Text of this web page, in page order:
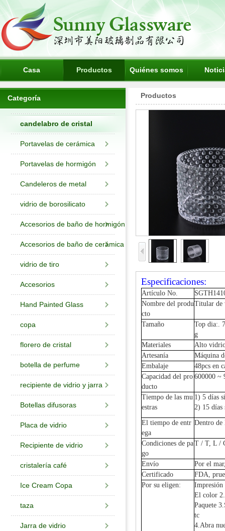
Casa Productos Quiénes somos
Categoría
candelabro de cristal
Portavelas de cerámica
Portavelas de hormigón
Candeleros de metal
vidrio de borosilicato
Accesorios de baño de hormigón
Accesorios de baño de cerámica
vidrio de tiro
Accesorios
Hand Painted Glass
copa
florero de cristal
botella de perfume
recipiente de vidrio y jarra
Botellas difusoras
Placa de vidrio
Recipiente de vidrio
cristalería café
Ice Cream Copa
taza
Jarra de vidrio
Productos
Especificaciones:
Artículo No.
Nombre del produ
cto
Titular de
Tamaño
Top dia:.
g
Materiales
Alto
Artesanía
Máquina
Embalaje
48pcs
Capacidad del pro
ducto
600000 ~
Tiempo de las mu
estras
1) 5 días
2) 15 días
El tiempo de entr
ega
Dentro de
Condiciones de pa
go
T / T, L /
Envío
Por el
Certificado
FDA,
Por su eligen:
Impresión
El color
Paquete
tc
4.Abra